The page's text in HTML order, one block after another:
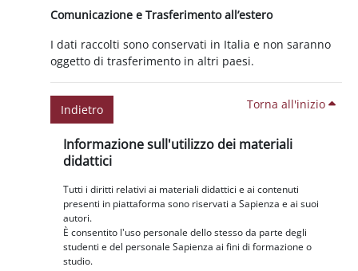
Comunicazione e Trasferimento all’estero
I dati raccolti sono conservati in Italia e non saranno
oggetto di trasferimento in altri paesi.
Indietro Torna all'inizio
Blocchi
Informazione sull'utilizzo dei materiali
didattici
Tutti i diritti relativi ai materiali didattici e ai contenuti
presenti in piattaforma sono riservati a Sapienza e ai suoi
autori.
È consentito l'uso personale dello stesso da parte degli
studenti e del personale Sapienza ai fini di formazione o
studio.